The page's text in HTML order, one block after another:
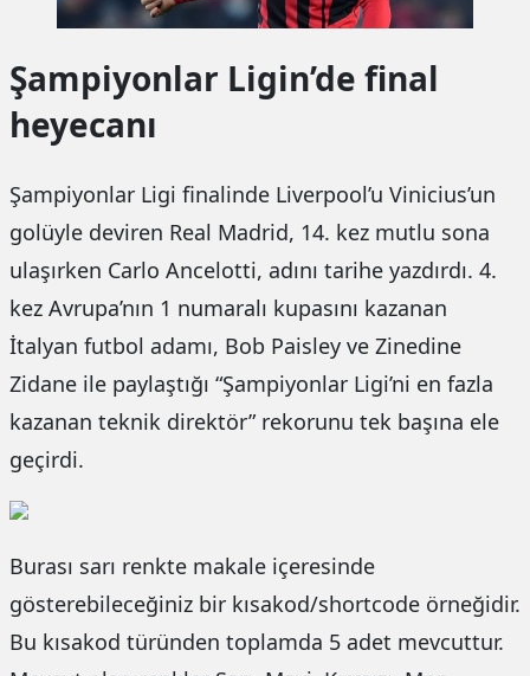
Şampiyonlar Ligin’de final
heyecanı
Şampiyonlar Ligi finalinde Liverpool’u Vinicius’un
golüyle deviren Real Madrid, 14. kez mutlu sona
ulaşırken Carlo Ancelotti, adını tarihe yazdırdı. 4.
kez Avrupa’nın 1 numaralı kupasını kazanan
İtalyan futbol adamı, Bob Paisley ve Zinedine
Zidane ile paylaştığı “Şampiyonlar Ligi’ni en fazla
kazanan teknik direktör” rekorunu tek başına ele
geçirdi.
Burası sarı renkte makale içeresinde
gösterebileceğiniz bir kısakod/shortcode örneğidir.
Bu kısakod türünden toplamda 5 adet mevcuttur.